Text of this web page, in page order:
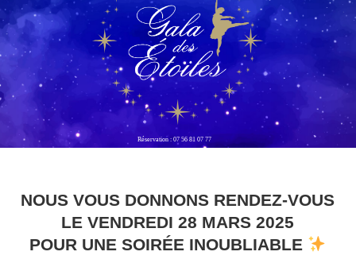
Réservation : 07 56 81 07 77
NOUS VOUS DONNONS RENDEZ-VOUS
LE VENDREDI 28 MARS 2025
POUR UNE SOIRÉE INOUBLIABLE